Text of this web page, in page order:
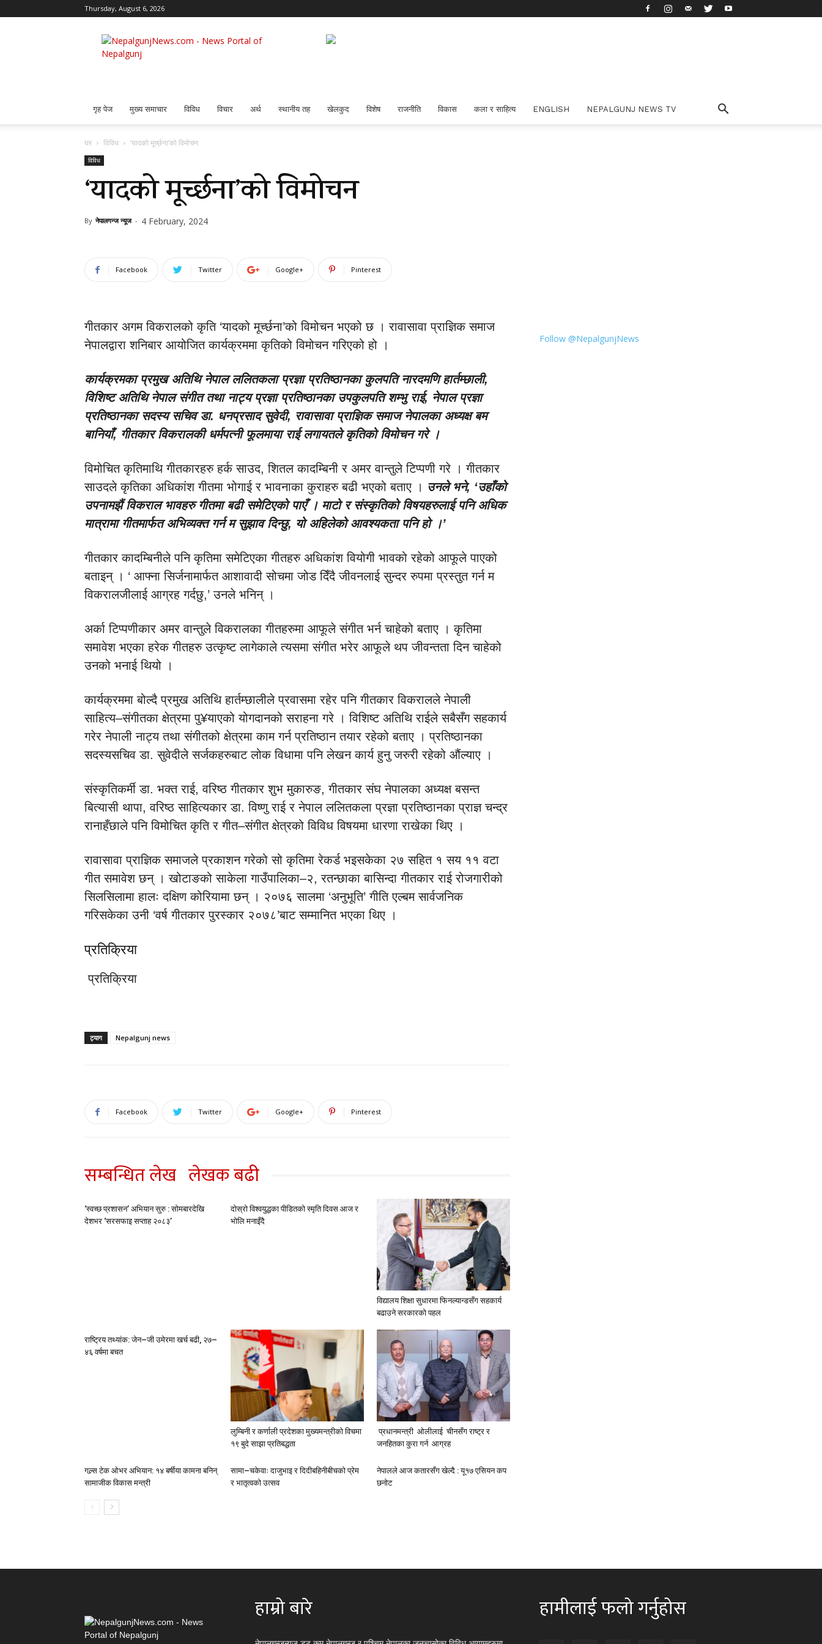
Thursday, August 6, 2026
Nepalgunj
News
गृह पेज मुख्य समाचार विविध विचार अर्थ स्थानीय तह खेलकुद विशेष राजनीति विकास कला र साहित्य ENGLISH NEPALGUNJ NEWS TV
घर विविध ‘यादको मूर्च्छना’को विमोचन
विविध
‘यादको मूर्च्छना’को विमोचन
By नेपालगन्ज न्यूज - 4 February, 2024
Facebook Twitter Google+ Pinterest
गीतकार अगम विकरालको कृति ‘यादको मूर्च्छना’को विमोचन भएको छ । रावासावा प्राज्ञिक समाज
नेपालद्वारा शनिबार आयोजित कार्यक्रममा कृतिको विमोचन गरिएको हो ।
कार्यक्रमका प्रमुख अतिथि नेपाल ललितकला प्रज्ञा प्रतिष्ठानका कुलपति नारदमणि हार्तम्छाली,
विशिष्ट अतिथि नेपाल संगीत तथा नाट्य प्रज्ञा प्रतिष्ठानका उपकुलपति शम्भु राई, नेपाल प्रज्ञा
प्रतिष्ठानका सदस्य सचिव डा. धनप्रसाद सुवेदी, रावासावा प्राज्ञिक समाज नेपालका अध्यक्ष बम
बानियाँ, गीतकार विकरालकी धर्मपत्नी फूलमाया राई लगायतले कृतिको विमोचन गरे ।
विमोचित कृतिमाथि गीतकारहरु हर्क साउद, शितल कादम्बिनी र अमर वान्तुले टिप्पणी गरे । गीतकार
साउदले कृतिका अधिकांश गीतमा भोगाई र भावनाका कुराहरु बढी भएको बताए । उनले भने, ‘उहाँको
उपनामझैं विकराल भावहरु गीतमा बढी समेटिएको पाएँ । माटो र संस्कृतिको विषयहरुलाई पनि अधिक
मात्रामा गीतमार्फत अभिव्यक्त गर्न म सुझाव दिन्छु, यो अहिलेको आवश्यकता पनि हो ।’
गीतकार कादम्बिनीले पनि कृतिमा समेटिएका गीतहरु अधिकांश वियोगी भावको रहेको आफूले पाएको
बताइन् । ‘ आफ्ना सिर्जनामार्फत आशावादी सोचमा जोड दिँदै जीवनलाई सुन्दर रुपमा प्रस्तुत गर्न म
विकरालजीलाई आग्रह गर्दछु,’ उनले भनिन् ।
अर्का टिप्पणीकार अमर वान्तुले विकरालका गीतहरुमा आफूले संगीत भर्न चाहेको बताए । कृतिमा
समावेश भएका हरेक गीतहरु उत्कृष्ट लागेकाले त्यसमा संगीत भरेर आफूले थप जीवन्तता दिन चाहेको
उनको भनाई थियो ।
कार्यक्रममा बोल्दै प्रमुख अतिथि हार्तम्छालीले प्रवासमा रहेर पनि गीतकार विकरालले नेपाली
साहित्य–संगीतका क्षेत्रमा पु¥याएको योगदानको सराहना गरे । विशिष्ट अतिथि राईले सबैसँग सहकार्य
गरेर नेपाली नाट्य तथा संगीतको क्षेत्रमा काम गर्न प्रतिष्ठान तयार रहेको बताए । प्रतिष्ठानका
सदस्यसचिव डा. सुवेदीले सर्जकहरुबाट लोक विधामा पनि लेखन कार्य हुनु जरुरी रहेको औंल्याए ।
संस्कृतिकर्मी डा. भक्त राई, वरिष्ठ गीतकार शुभ मुकारुङ, गीतकार संघ नेपालका अध्यक्ष बसन्त
बित्यासी थापा, वरिष्ठ साहित्यकार डा. विष्णु राई र नेपाल ललितकला प्रज्ञा प्रतिष्ठानका प्राज्ञ चन्द्र
रानाहँछाले पनि विमोचित कृति र गीत–संगीत क्षेत्रको विविध विषयमा धारणा राखेका थिए ।
रावासावा प्राज्ञिक समाजले प्रकाशन गरेको सो कृतिमा रेकर्ड भइसकेका २७ सहित १ सय ११ वटा
गीत समावेश छन् । खोटाङको साकेला गाउँपालिका–२, रतन्छाका बासिन्दा गीतकार राई रोजगारीको
सिलसिलामा हालः दक्षिण कोरियामा छन् । २०७६ सालमा ‘अनुभूति’ गीति एल्बम सार्वजनिक
गरिसकेका उनी ‘वर्ष गीतकार पुरस्कार २०७८’बाट सम्मानित भएका थिए ।
प्रतिक्रिया
प्रतिक्रिया
ट्याग Nepalgunj news
Facebook Twitter Google+ Pinterest
सम्बन्धित लेख लेखक बढी
‘स्वच्छ प्रशासन’ अभियान सुरु : सोमबारदेखि
देशभर ‘सरसफाइ सप्ताह २०८३’
दोस्रो विश्वयुद्धका पीडितको स्मृति दिवस आज र
भोलि मनाइँदै
विद्यालय शिक्षा सुधारमा फिनल्यान्डसँग सहकार्य
बढाउने सरकारको पहल
राष्ट्रिय तथ्यांक: जेन–जी उमेरमा खर्च बढी, २७–
४६ वर्षमा बचत
लुम्बिनी र कर्णाली प्रदेशका मुख्यमन्त्रीकाे विचमा
१९ बुदे साझा प्रतिबद्धता
प्रधानमन्त्री ओलीलाई चीनसँग राष्ट्र र
जनहितका कुरा गर्न आग्रह
गल्र्स टेक ओभर अभियान: १४ बर्षीया कामना बनिन्
सामाजीक विकास मन्त्री
सामा–चकेवाः दाजुभाइ र दिदीबहिनीबीचको प्रेम
र भातृत्वको उत्सव
नेपालले आज कतारसँग खेल्दै : यू१७ एसियन कप
छनोट
Follow @NepalgunjNews
हाम्रो बारे हामीलाई फलो गर्नुहोस